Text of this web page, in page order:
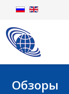
Обзоры